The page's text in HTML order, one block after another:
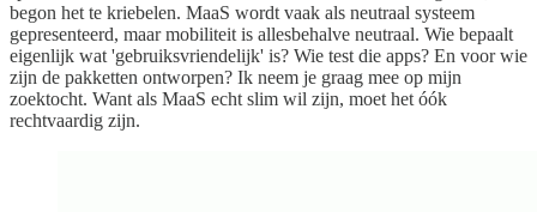
begon het te kriebelen. MaaS wordt vaak als neutraal systeem
gepresenteerd, maar mobiliteit is allesbehalve neutraal. Wie bepaalt
eigenlijk wat 'gebruiksvriendelijk' is? Wie test die apps? En voor wie
zijn de pakketten ontworpen? Ik neem je graag mee op mijn
zoektocht. Want als MaaS echt slim wil zijn, moet het óók
rechtvaardig zijn.